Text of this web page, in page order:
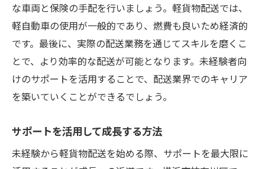
な車両と保険の手配を行いましょう。軽貨物配送では、
軽自動車の使用が一般的であり、燃費も良いため経済的
です。最後に、実際の配送業務を通じてスキルを磨くこ
とで、より効率的な配送が可能となります。未経験者向
けのサポートを活用することで、配送業界でのキャリア
を築いていくことができるでしょう。
サポートを活用して成長する方法
未経験から軽貨物配送を始める際、サポートを最大限に